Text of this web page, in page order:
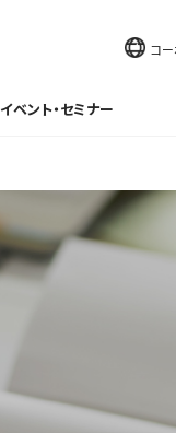
コー
イベント・セミナー